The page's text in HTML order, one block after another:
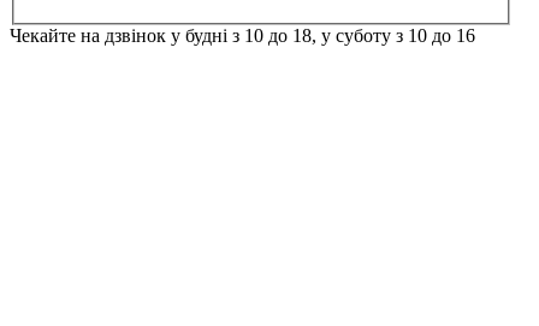
Чекайте на дзвінок у будні з 10 до 18, у суботу з 10 до 16